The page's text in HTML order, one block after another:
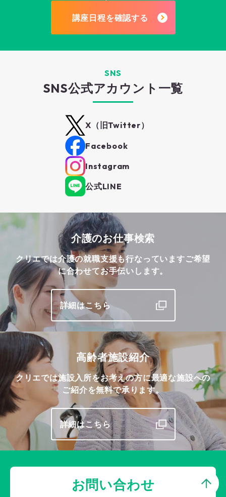
講座日程を確認する
SNS
SNS公式アカウント一覧
公式LINE
Instagram
Facebook
X（旧Twitter）
介護のお仕事検索
クリエでは介護の就職支援も行なっていますご希望
に合わせてお手伝いします。
詳細はこちら
高齢者施設紹介
クリエでは施設入所をお考えの方に最適な施設への
ご紹介を無料で承ります。
詳細はこちら
お問い合わせ